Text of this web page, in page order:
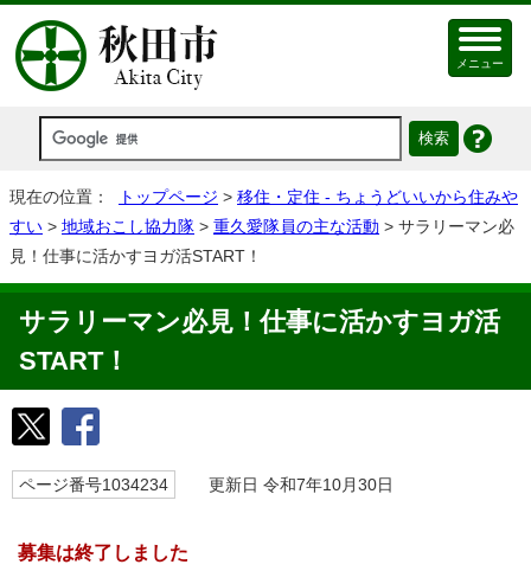
メニュー
現在の位置： トップページ > 移住・定住 - ちょうどいいから住みや
すい > 地域おこし協力隊 > 重久愛隊員の主な活動 > サラリーマン必
見！仕事に活かすヨガ活START！
サラリーマン必見！仕事に活かすヨガ活
START！
ページ番号1034234 更新日 令和7年10月30日
募集は終了しました